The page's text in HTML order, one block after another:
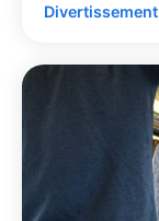
Divertissement